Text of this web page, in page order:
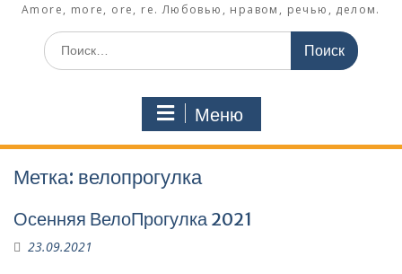
Amore, more, ore, re. Любовью, нравом, речью, делом.
Поиск
по:
Меню
Метка: велопрогулка
Осенняя ВелоПрогулка 2021
23.09.2021